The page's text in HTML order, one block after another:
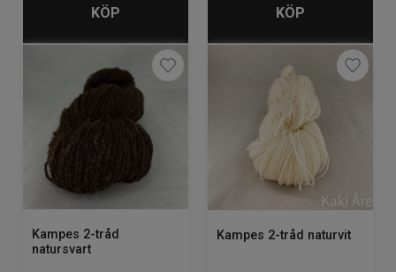
KÖP KÖP
Kampes 2-tråd
natursvart
Kampes 2-tråd naturvit